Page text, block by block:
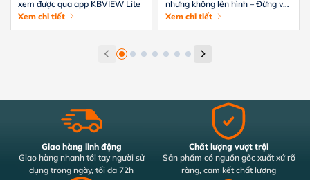
xem được qua app KBVIEW Lite
Xem chi tiết
nhưng không lên hình – Đừng vội
thay
Xem chi tiết
Giao hàng linh động
Giao hàng nhanh tới tay người sử
dụng trong ngày, tối đa 72h
Chất lượng vượt trội
Sản phẩm có nguồn gốc xuất xứ rõ
ràng, cam kết chất lượng